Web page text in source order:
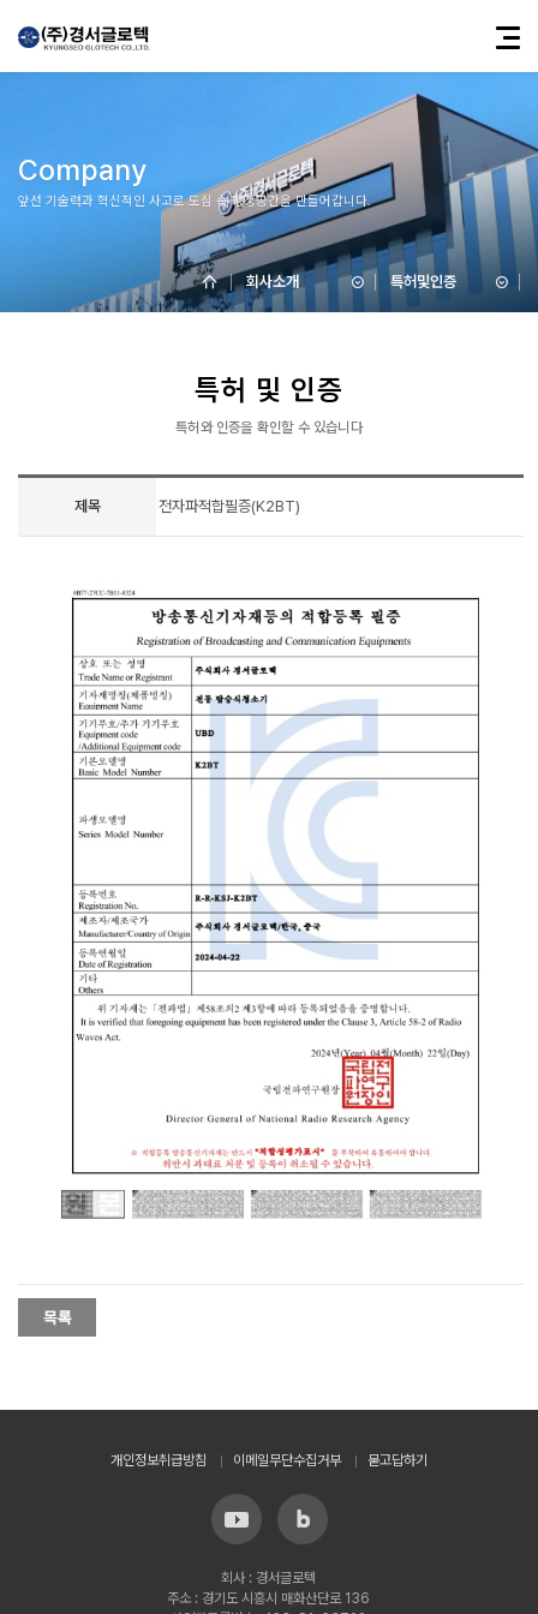
Company
앞선 기술력과 혁신적인 사고로 도심 속 청정공간을 만들어갑니다.
회사소개 특허및인증
특허 및 인증
특허와 인증을 확인할 수 있습니다
제목 전자파적합필증(K2BT)
개인정보취급방침 이메일무단수집거부 묻고답하기
회사 : 경서글로텍
주소 : 경기도 시흥시 매화산단로 136